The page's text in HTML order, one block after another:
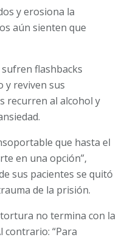
y erosiona la
aún sienten que
sufren flashbacks
y reviven sus
recurren al alcohol y
que hasta el
en una opción”,
sus pacientes se quitó
de la prisión.
no termina con la
contrario: “Para